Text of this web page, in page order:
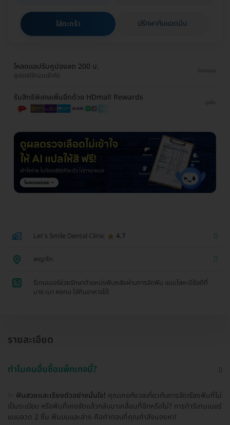
ใส่ตะกร้า ปรึกษากับแอดมิน
โหลดแอปรับคูปองลด 200 บ.
คูปองมีจำนวนจำกัด
โหลดเลย
รับสิทธิพิเศษเพิ่มอีกด้วย HDmall Rewards
ดูเพิ่ม
Let's Smile Dental Clinic 4.7
พญาไท
1
รีเทนเนอร์ช่วยรักษาตำแหน่งฟันหลังผ่านการจัดฟัน แบบโลหะมีข้อดีที่
บาง เบา คงทน ใส่กินอาหารได้
รายละเอียด
ทำไมคนอื่นซื้อแพ็กเกจนี้?
ฟันสวยและเรียงตัวอย่างมั่นใจ! คุณเคยกังวลเกี่ยวกับการจัดเรียงฟันที่ไม่
เป็นระเบียบ หรือฟันที่เคยจัดแล้วกลับมาเคลื่อนที่อีกหรือไม่? การทำรีเทนเนอร์
แบบลวด 2 ชิ้น ฟันบนและล่าง คือคำตอบที่คุณกำลังมองหา!